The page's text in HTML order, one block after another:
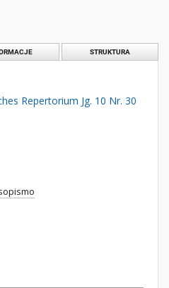
STRUKTURA
Repertorium Jg. 10 Nr. 30